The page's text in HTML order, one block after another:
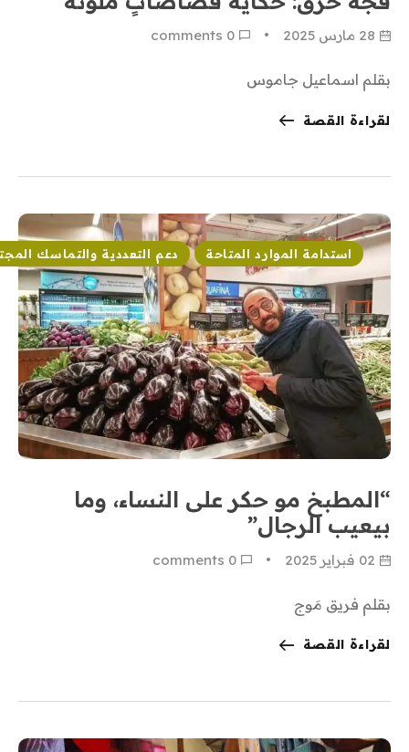
28 مارس 2025 0
بقلم اسماعيل جاموس
لقراءة القصة
استدامة الموارد المتاحة دعم التعددية والتماسك
“المطبخ مو حكر على النساء، وما
بيعيب الرجال”
02 فبراير 2025 0
بقلم فريق مَوج
لقراءة القصة